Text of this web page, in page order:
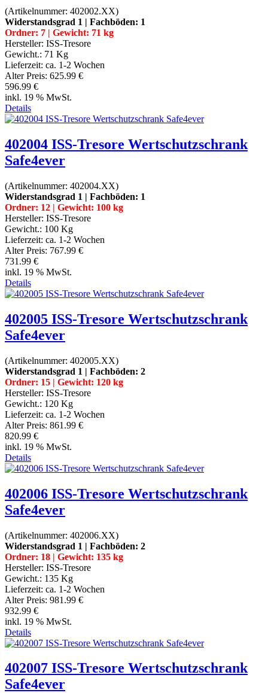
(Artikelnummer: 402002.XX)
Widerstandsgrad 1 | Fachböden: 1
Ordner: 7 | Gewicht: 71 kg
Hersteller: ISS-Tresore
Gewicht.: 71 Kg
Lieferzeit: ca. 1-2 Wochen
Alter Preis: 625.99 €
596.99 €
inkl. 19 % MwSt.
Details
402004 ISS-Tresore Wertschutzschrank
Safe4ever
(Artikelnummer: 402004.XX)
Widerstandsgrad 1 | Fachböden: 1
Ordner: 12 | Gewicht: 100 kg
Hersteller: ISS-Tresore
Gewicht.: 100 Kg
Lieferzeit: ca. 1-2 Wochen
Alter Preis: 767.99 €
731.99 €
inkl. 19 % MwSt.
Details
402005 ISS-Tresore Wertschutzschrank
Safe4ever
(Artikelnummer: 402005.XX)
Widerstandsgrad 1 | Fachböden: 2
Ordner: 15 | Gewicht: 120 kg
Hersteller: ISS-Tresore
Gewicht.: 120 Kg
Lieferzeit: ca. 1-2 Wochen
Alter Preis: 861.99 €
820.99 €
inkl. 19 % MwSt.
Details
402006 ISS-Tresore Wertschutzschrank
Safe4ever
(Artikelnummer: 402006.XX)
Widerstandsgrad 1 | Fachböden: 2
Ordner: 18 | Gewicht: 135 kg
Hersteller: ISS-Tresore
Gewicht.: 135 Kg
Lieferzeit: ca. 1-2 Wochen
Alter Preis: 981.99 €
932.99 €
inkl. 19 % MwSt.
Details
402007 ISS-Tresore Wertschutzschrank
Safe4ever